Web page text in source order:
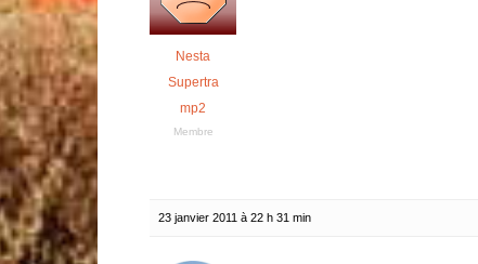
Nesta
Supertra
mp2
Membre
23 janvier 2011 à 22 h 31 min